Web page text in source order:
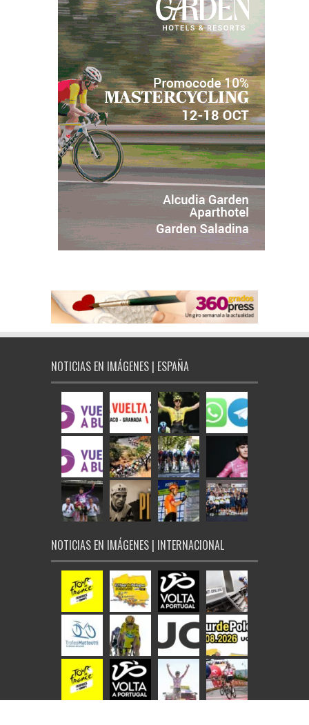
NOTICIAS EN IMÁGENES | ESPAÑA
NOTICIAS EN IMÁGENES | INTERNACIONAL